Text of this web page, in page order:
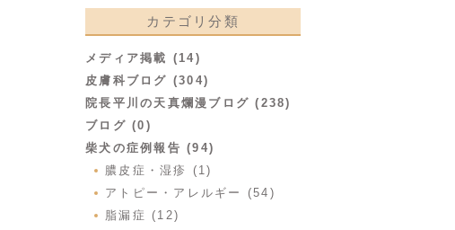
カテゴリ分類
メディア掲載 (14)
皮膚科ブログ (304)
院長平川の天真爛漫ブログ (238)
ブログ (0)
柴犬の症例報告 (94)
膿皮症・湿疹 (1)
アトピー・アレルギー (54)
脂漏症 (12)